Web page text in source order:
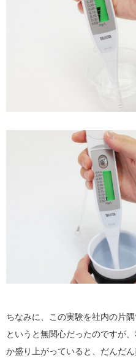
ちなみに、この実験を社内の片
というと無関心だったのですが
か盛り上がっていると、だんだん